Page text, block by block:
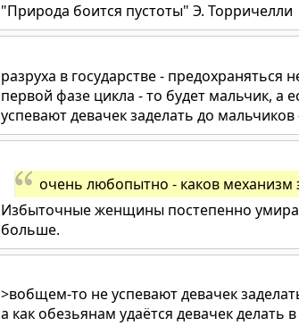
"Природа боится пустоты" Э. Торричелли
разруха в государстве - предохраняться
первой фазе цикла - то будет мальчик, а
успевают девачек заделать до
очень любопытно - каков механизм
Избыточные женщины постепенно
больше.
>вобщем-то не успевают девачек
а как обезьянам удаётся девачек делать